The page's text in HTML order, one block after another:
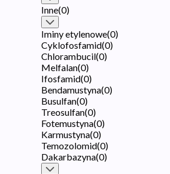
Inne(0)
Iminy etylenowe(0)
Cyklofosfamid(0)
Chlorambucil(0)
Melfalan(0)
Ifosfamid(0)
Bendamustyna(0)
Busulfan(0)
Treosulfan(0)
Fotemustyna(0)
Karmustyna(0)
Temozolomid(0)
Dakarbazyna(0)